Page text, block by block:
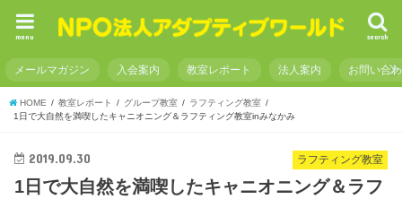
search
menu
メールマガジン 入会案内 教室レポート 法人案内 お問い合
HOME 教室レポート グループ教室
ラフティング教室
1日で大自然を満喫したキャニオニング＆ラフティング教室inみなかみ
ラフティング教室
2019.09.30
1日で大自然を満喫したキャニオニング＆ラフ